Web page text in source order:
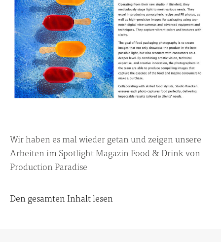
Wir haben es mal wieder getan und zeigen unsere
Arbeiten im Spotlight Magazin Food & Drink von
Production Paradise
Den gesamten Inhalt lesen